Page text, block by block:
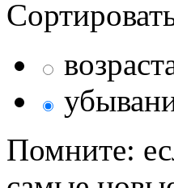
Помните: